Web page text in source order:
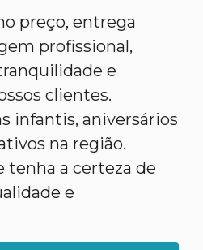
preço, entrega
profissional,
e
clientes.
infantis, aniversários
na região.
tenha a certeza de
e